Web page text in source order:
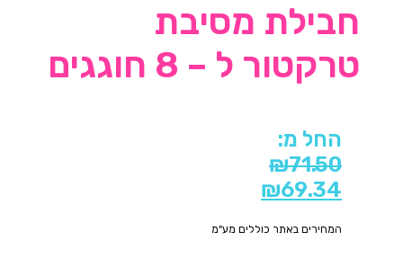
חבילת מסיבת
טרקטור ל – 8 חוגגים
החל מ:
₪71.50
₪69.34
המחירים באתר כוללים מע"מ